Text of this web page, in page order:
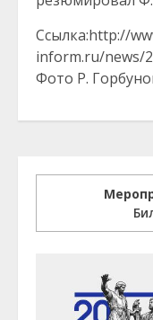
Ссылка:http://
inform.ru/news/
Фото Р.